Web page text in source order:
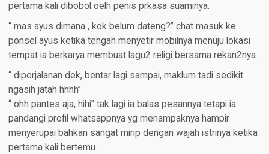
pertama kali dibobol oelh penis prkasa suaminya.
“ mas ayus dimana , kok belum dateng?” chat masuk ke
ponsel ayus ketika tengah menyetir mobilnya menuju lokasi
tempat ia berkarya membuat lagu2 religi bersama rekan2nya.
“ diperjalanan dek, bentar lagi sampai, maklum tadi sedikit
ngasih jatah hhhh”
“ ohh pantes aja, hihi” tak lagi ia balas pesannya tetapi ia
pandangi profil whatsappnya yg menampaknya hampir
menyerupai bahkan sangat mirip dengan wajah istrinya ketika
pertama kali bertemu.